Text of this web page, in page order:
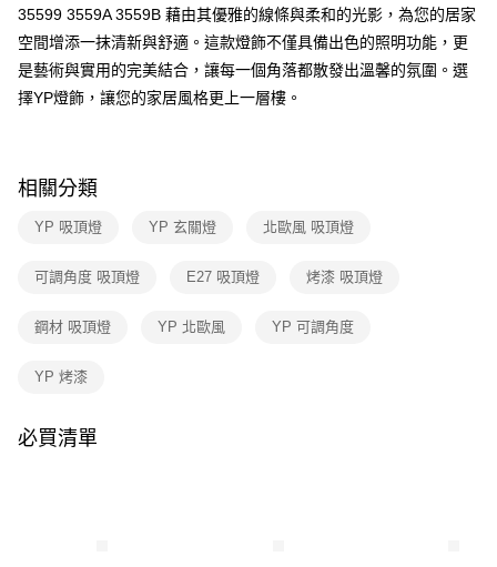
相關說明
【關於「AFTEE先享後付」】
AFTEE先享後付是「在收到商品之後才付款」的支付方式。 讓您購物簡單
便利好安心！
１．簡單：不需註冊會員、不需綁卡、不需儲值。
【「AFTEE先享後付」結帳流程】
１．於結帳方式選擇「AFTEE先享後付」後，將跳轉至「AFTEE先享後付」
結帳頁面，進行簡訊認證並確認金額後，即可完成結帳。
ATM／網路銀行／等多元方式進行付款，方視為交易完成。
購買商品的店家。未經商家同意取消之訂單仍視為有效，需透過AFTEE先享
是否繳費成功／繳費後需取消欲退款等相關疑問，請聯繫「AFTEE先享後付
【注意事項】
每筆NT$180，滿NT$5,000(含以上)免運費
35599 3559A 3559B 藉由其優雅的線條與柔和的光影，為您的居家
空間增添一抹清新與舒適。這款燈飾不僅具備出色的照明功能，更
是藝術與實用的完美結合，讓每一個角落都散發出溫馨的氛圍。選
擇YP燈飾，讓您的家居風格更上一層樓。
相關分類
YP 吸頂燈 YP 玄關燈 北歐風 吸頂燈
可調角度 吸頂燈 E27 吸頂燈 烤漆 吸頂燈
鋼材 吸頂燈 YP 北歐風 YP 可調角度
YP 烤漆
必買清單